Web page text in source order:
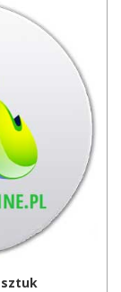
sztuk